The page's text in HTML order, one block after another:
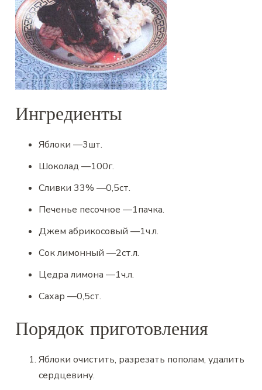
Ингредиенты
Яблоки—3шт.
Шоколад —100г.
Сливки 33% —0,5ст.
Печенье песочное —1пачка.
Джем абрикосовый —1ч.л.
Сок лимонный —2ст.л.
Цедра лимона —1ч.л.
Сахар —0,5ст.
Порядок приготовления
Яблоки очистить, разрезать пополам, удалить
сердцевину.